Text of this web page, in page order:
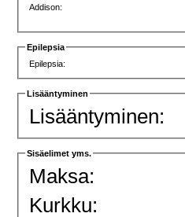
Addison:
Epilepsia
Epilepsia:
Lisääntyminen
Lisääntyminen:
Sisäelimet yms.
Maksa:
Kurkku: